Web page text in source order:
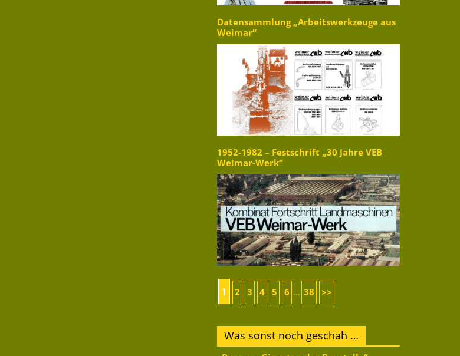
Datensammlung „Arbeitswerkzeuge aus
Weimar“
1952-1982 – Festschrift „30 Jahre VEB
Weimar-Werk“
1 2 3 4 5 6 ... 38 >>
Was sonst noch geschah …